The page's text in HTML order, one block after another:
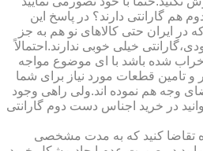
گارانتی دارند؟ در پاسخ این
در ایران حتی کالاهای نو هم به جز
خیلی خوبی ندارند.احتمالاً
خراب شده باشد با ای موضوع مواجه
و تامین قطعات مورد نیاز برای شما
وجه هم نموده اند.ولی راهی وجود
در خرید اجناس دست دوم گارانتی
تقاضا کنید که به مدت مشخصی